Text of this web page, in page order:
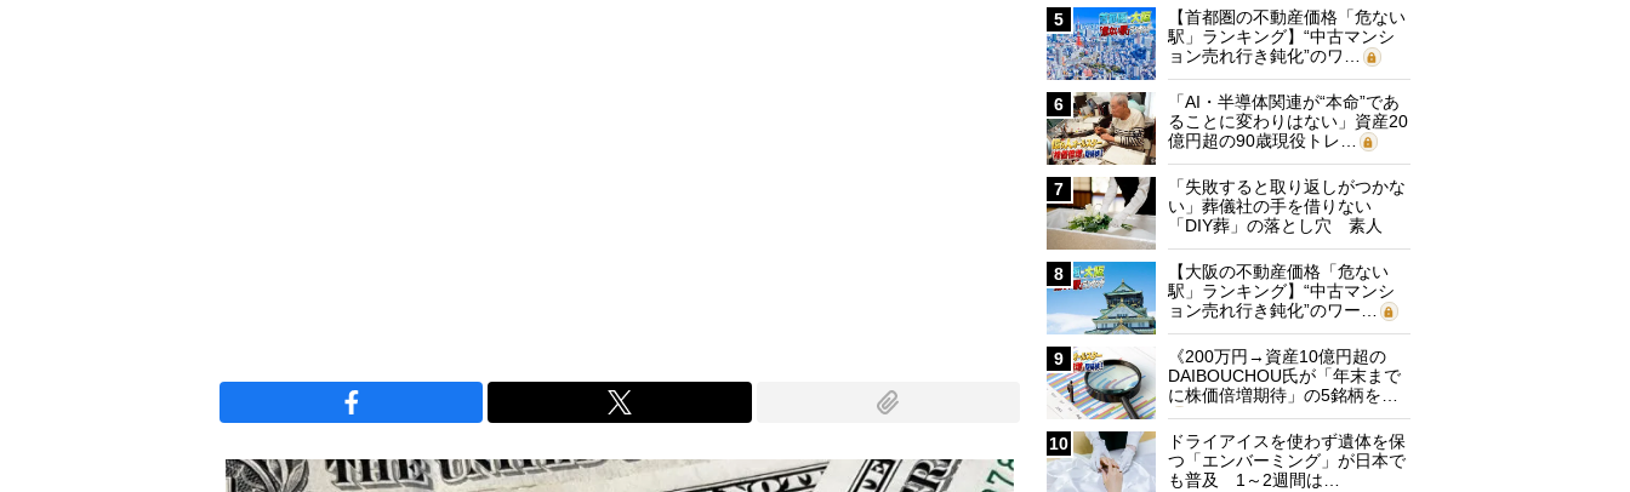
5
【首都圏の不動産価格「危ない
駅」ランキング】“中古マンシ
ョン売れ行き鈍化”のワ…
6
「AI・半導体関連が“本命”であ
ることに変わりはない」資産20
億円超の90歳現役トレ…
7
「失敗すると取り返しがつかな
い」葬儀社の手を借りない
「DIY葬」の落とし穴 素人
に…
8
【大阪の不動産価格「危ない
駅」ランキング】“中古マンシ
ョン売れ行き鈍化”のワー…
9
《200万円→資産10億円超の
DAIBOUCHOU氏が「年末まで
に株価倍増期待」の5銘柄を…
10
ドライアイスを使わず遺体を保
つ「エンバーミング」が日本で
も普及 1～2週間は…